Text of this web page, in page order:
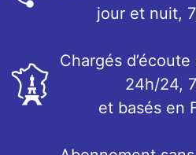
jour et nuit,
Chargés
24h/24,
et basés en